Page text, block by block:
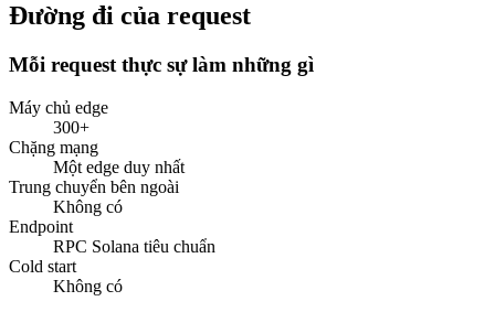
Đường đi của request
Mỗi request thực sự làm những gì
Máy chủ edge
300+
Chặng mạng
Một edge duy nhất
Trung chuyển bên ngoài
Không có
Endpoint
RPC Solana tiêu chuẩn
Cold start
Không có